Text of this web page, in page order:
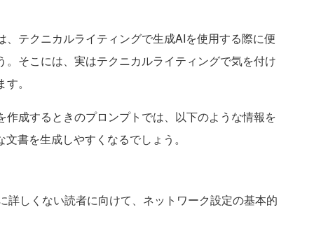
テクニカルライティングで生成AIを使用する際に便
そこには、実はテクニカルライティングで気を付け
。
成するときのプロンプトでは、以下のような情報を
書を生成しやすくなるでしょう。
詳しくない読者に向けて、ネットワーク設定の基本的